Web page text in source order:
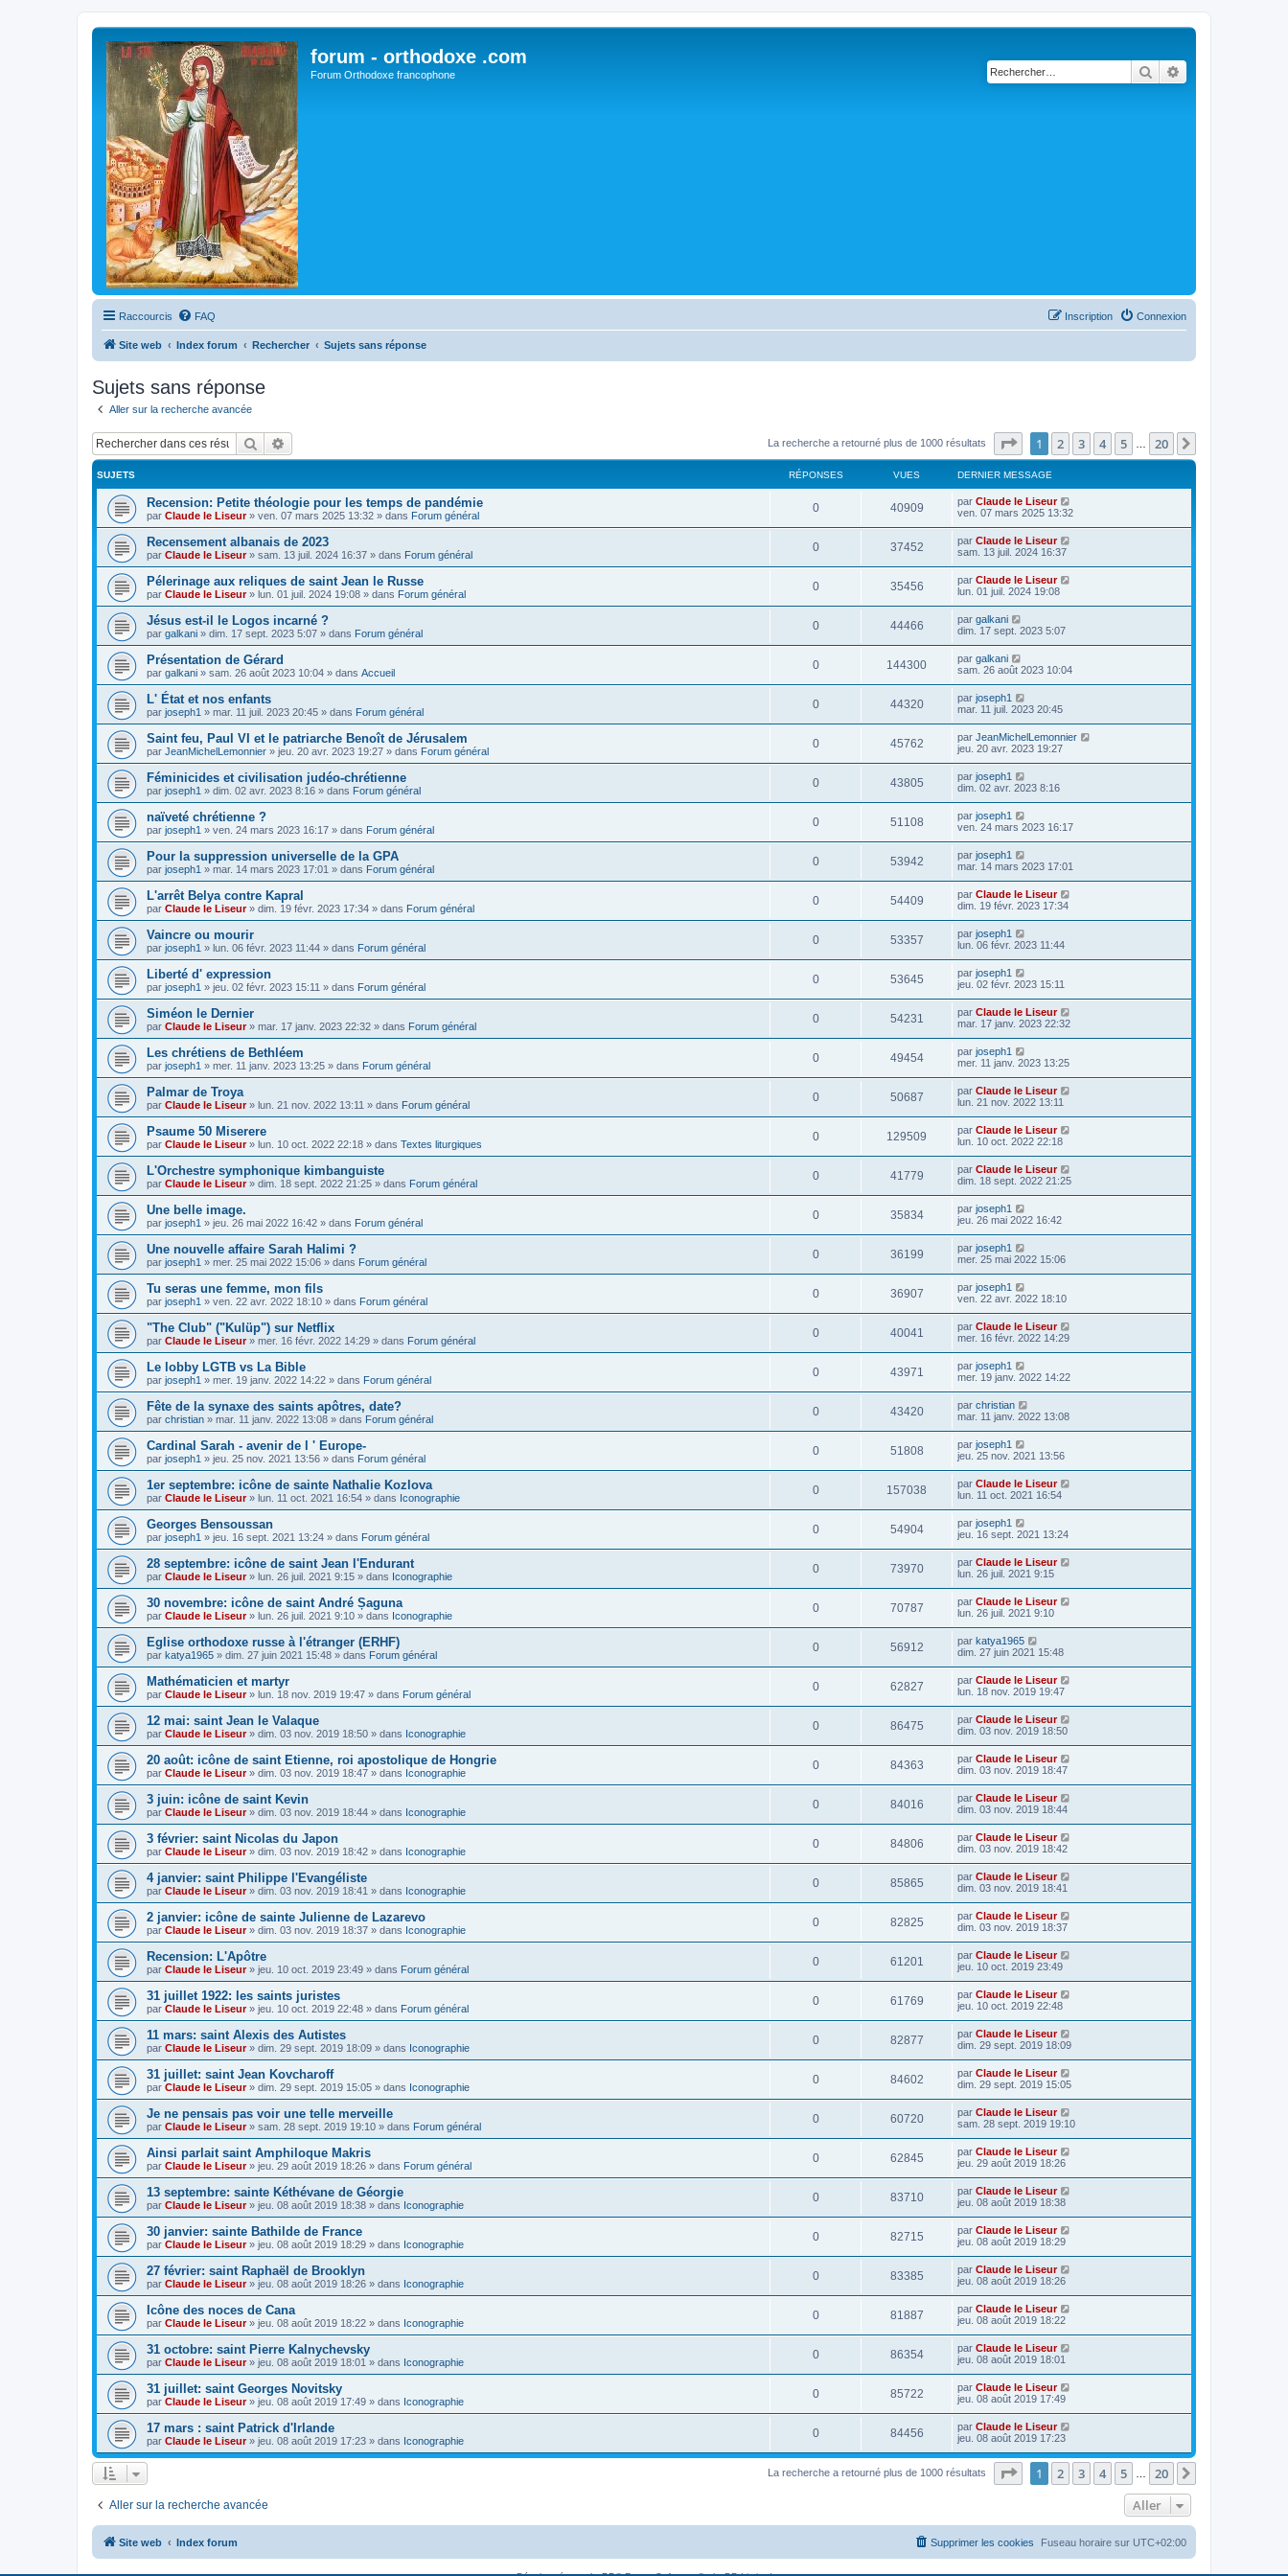
forum - orthodoxe .com
Forum Orthodoxe francophone Rechercher
Raccourcis FAQ Connexion
Inscription
Site web Index forum Rechercher Sujets sans réponse
Sujets sans réponse
Aller sur la recherche avancée
Rechercher La recherche a retourné plus de 1000 résultats Page sur20
1 2 3 4 5 20
SUJETS RÉPONSES VUES DERNIER MESSAGE
Recension: Petite théologie pour les temps de pandémie
par Claude le Liseur» ven. 07 mars 2025 13:32 » dans Forum général
0 40909 par Claude le Liseur
ven. 07 mars 2025 13:32
Recensement albanais de 2023
par Claude le Liseur» sam. 13 juil. 2024 16:37 » dans Forum général
0 37452 par Claude le Liseur
sam. 13 juil. 2024 16:37
Pélerinage aux reliques de saint Jean le Russe
par Claude le Liseur» lun. 01 juil. 2024 19:08 » dans Forum général
0 35456 par Claude le Liseur
lun. 01 juil. 2024 19:08
Jésus est-il le Logos incarné ?
par galkani » dim. 17 sept. 2023 5:07 » dans Forum général
0 44466 par galkani
dim. 17 sept. 2023 5:07
Présentation de Gérard
par galkani » sam. 26 août 2023 10:04 » dans Accueil
0 144300 par galkani
sam. 26 août 2023 10:04
L' État et nos enfants
par joseph1 » mar. 11 juil. 2023 20:45 » dans Forum général
0 44320 par joseph1
mar. 11 juil. 2023 20:45
Saint feu, Paul VI et le patriarche Benoît de Jérusalem
par JeanMichelLemonnier » jeu. 20 avr. 2023 19:27 » dans Forum général
0 45762 par JeanMichelLemonnier
jeu. 20 avr. 2023 19:27
Féminicides et civilisation judéo-chrétienne
par joseph1 » dim. 02 avr. 2023 8:16 » dans Forum général
0 43805 par joseph1
dim. 02 avr. 2023 8:16
naïveté chrétienne ?
par joseph1 » ven. 24 mars 2023 16:17 » dans Forum général
0 51108 par joseph1
ven. 24 mars 2023 16:17
Pour la suppression universelle de la GPA
par joseph1 » mar. 14 mars 2023 17:01 » dans Forum général
0 53942 par joseph1
mar. 14 mars 2023 17:01
L'arrêt Belya contre Kapral
par Claude le Liseur» dim. 19 févr. 2023 17:34 » dans Forum général
0 54409 par Claude le Liseur
dim. 19 févr. 2023 17:34
Vaincre ou mourir
par joseph1 » lun. 06 févr. 2023 11:44 » dans Forum général
0 53357 par joseph1
lun. 06 févr. 2023 11:44
Liberté d' expression
par joseph1 » jeu. 02 févr. 2023 15:11 » dans Forum général
0 53645 par joseph1
jeu. 02 févr. 2023 15:11
Siméon le Dernier
par Claude le Liseur» mar. 17 janv. 2023 22:32 » dans Forum général
0 54231 par Claude le Liseur
mar. 17 janv. 2023 22:32
Les chrétiens de Bethléem
par joseph1 » mer. 11 janv. 2023 13:25 » dans Forum général
0 49454 par joseph1
mer. 11 janv. 2023 13:25
Palmar de Troya
par Claude le Liseur» lun. 21 nov. 2022 13:11 » dans Forum général
0 50687 par Claude le Liseur
lun. 21 nov. 2022 13:11
Psaume 50 Miserere
par Claude le Liseur» lun. 10 oct. 2022 22:18 » dans Textes liturgiques
0 129509 par Claude le Liseur
lun. 10 oct. 2022 22:18
L'Orchestre symphonique kimbanguiste
par Claude le Liseur» dim. 18 sept. 2022 21:25 » dans Forum général
0 41779 par Claude le Liseur
dim. 18 sept. 2022 21:25
Une belle image.
par joseph1 » jeu. 26 mai 2022 16:42 » dans Forum général
0 35834 par joseph1
jeu. 26 mai 2022 16:42
Une nouvelle affaire Sarah Halimi ?
par joseph1 » mer. 25 mai 2022 15:06 » dans Forum général
0 36199 par joseph1
mer. 25 mai 2022 15:06
Tu seras une femme, mon fils
par joseph1 » ven. 22 avr. 2022 18:10 » dans Forum général
0 36907 par joseph1
ven. 22 avr. 2022 18:10
"The Club" ("Kulüp") sur Netflix
par Claude le Liseur» mer. 16 févr. 2022 14:29 » dans Forum général
0 40041 par Claude le Liseur
mer. 16 févr. 2022 14:29
Le lobby LGTB vs La Bible
par joseph1 » mer. 19 janv. 2022 14:22 » dans Forum général
0 43971 par joseph1
mer. 19 janv. 2022 14:22
Fête de la synaxe des saints apôtres, date?
par christian » mar. 11 janv. 2022 13:08 » dans Forum général
0 43420 par christian
mar. 11 janv. 2022 13:08
Cardinal Sarah - avenir de l ' Europe-
par joseph1 » jeu. 25 nov. 2021 13:56 » dans Forum général
0 51808 par joseph1
jeu. 25 nov. 2021 13:56
1er septembre: icône de sainte Nathalie Kozlova
par Claude le Liseur» lun. 11 oct. 2021 16:54 » dans Iconographie
0 157038 par Claude le Liseur
lun. 11 oct. 2021 16:54
Georges Bensoussan
par joseph1 » jeu. 16 sept. 2021 13:24 » dans Forum général
0 54904 par joseph1
jeu. 16 sept. 2021 13:24
28 septembre: icône de saint Jean l'Endurant
par Claude le Liseur» lun. 26 juil. 2021 9:15 » dans Iconographie
0 73970 par Claude le Liseur
lun. 26 juil. 2021 9:15
30 novembre: icône de saint André Șaguna
par Claude le Liseur» lun. 26 juil. 2021 9:10 » dans Iconographie
0 70787 par Claude le Liseur
lun. 26 juil. 2021 9:10
Eglise orthodoxe russe à l'étranger (ERHF)
par katya1965 » dim. 27 juin 2021 15:48 » dans Forum général
0 56912 par katya1965
dim. 27 juin 2021 15:48
Mathématicien et martyr
par Claude le Liseur» lun. 18 nov. 2019 19:47 » dans Forum général
0 62827 par Claude le Liseur
lun. 18 nov. 2019 19:47
12 mai: saint Jean le Valaque
par Claude le Liseur» dim. 03 nov. 2019 18:50 » dans Iconographie
0 86475 par Claude le Liseur
dim. 03 nov. 2019 18:50
20 août: icône de saint Etienne, roi apostolique de Hongrie
par Claude le Liseur» dim. 03 nov. 2019 18:47 » dans Iconographie
0 84363 par Claude le Liseur
dim. 03 nov. 2019 18:47
3 juin: icône de saint Kevin
par Claude le Liseur» dim. 03 nov. 2019 18:44 » dans Iconographie
0 84016 par Claude le Liseur
dim. 03 nov. 2019 18:44
3 février: saint Nicolas du Japon
par Claude le Liseur» dim. 03 nov. 2019 18:42 » dans Iconographie
0 84806 par Claude le Liseur
dim. 03 nov. 2019 18:42
4 janvier: saint Philippe l'Evangéliste
par Claude le Liseur» dim. 03 nov. 2019 18:41 » dans Iconographie
0 85865 par Claude le Liseur
dim. 03 nov. 2019 18:41
2 janvier: icône de sainte Julienne de Lazarevo
par Claude le Liseur» dim. 03 nov. 2019 18:37 » dans Iconographie
0 82825 par Claude le Liseur
dim. 03 nov. 2019 18:37
Recension: L'Apôtre
par Claude le Liseur» jeu. 10 oct. 2019 23:49 » dans Forum général
0 61201 par Claude le Liseur
jeu. 10 oct. 2019 23:49
31 juillet 1922: les saints juristes
par Claude le Liseur» jeu. 10 oct. 2019 22:48 » dans Forum général
0 61769 par Claude le Liseur
jeu. 10 oct. 2019 22:48
11 mars: saint Alexis des Autistes
par Claude le Liseur» dim. 29 sept. 2019 18:09 » dans Iconographie
0 82877 par Claude le Liseur
dim. 29 sept. 2019 18:09
31 juillet: saint Jean Kovcharoff
par Claude le Liseur» dim. 29 sept. 2019 15:05 » dans Iconographie
0 84602 par Claude le Liseur
dim. 29 sept. 2019 15:05
Je ne pensais pas voir une telle merveille
par Claude le Liseur» sam. 28 sept. 2019 19:10 » dans Forum général
0 60720 par Claude le Liseur
sam. 28 sept. 2019 19:10
Ainsi parlait saint Amphiloque Makris
par Claude le Liseur» jeu. 29 août 2019 18:26 » dans Forum général
0 62845 par Claude le Liseur
jeu. 29 août 2019 18:26
13 septembre: sainte Kéthévane de Géorgie
par Claude le Liseur» jeu. 08 août 2019 18:38 » dans Iconographie
0 83710 par Claude le Liseur
jeu. 08 août 2019 18:38
30 janvier: sainte Bathilde de France
par Claude le Liseur» jeu. 08 août 2019 18:29 » dans Iconographie
0 82715 par Claude le Liseur
jeu. 08 août 2019 18:29
27 février: saint Raphaël de Brooklyn
par Claude le Liseur» jeu. 08 août 2019 18:26 » dans Iconographie
0 83385 par Claude le Liseur
jeu. 08 août 2019 18:26
Icône des noces de Cana
par Claude le Liseur» jeu. 08 août 2019 18:22 » dans Iconographie
0 81887 par Claude le Liseur
jeu. 08 août 2019 18:22
31 octobre: saint Pierre Kalnychevsky
par Claude le Liseur» jeu. 08 août 2019 18:01 » dans Iconographie
0 86354 par Claude le Liseur
jeu. 08 août 2019 18:01
31 juillet: saint Georges Novitsky
par Claude le Liseur» jeu. 08 août 2019 17:49 » dans Iconographie
0 85722 par Claude le Liseur
jeu. 08 août 2019 17:49
17 mars : saint Patrick d'Irlande
par Claude le Liseur» jeu. 08 août 2019 17:23 » dans Iconographie
0 84456 par Claude le Liseur
jeu. 08 août 2019 17:23
La recherche a retourné plus de 1000 résultats Page sur20
1 2 3 4 5 20
Aller sur la recherche avancée Aller
Site web Index forum Fuseau horaire sur UTC+02:00
Supprimer les cookies